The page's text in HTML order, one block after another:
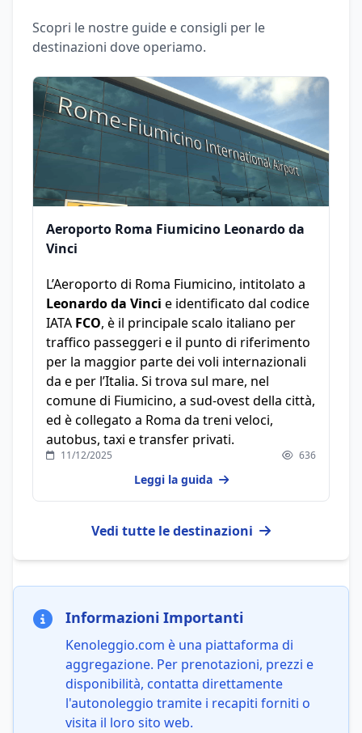
Scopri le nostre guide e consigli per le
destinazioni dove operiamo.
Aeroporto Roma Fiumicino Leonardo da
Vinci
L’Aeroporto di Roma Fiumicino, intitolato a
Leonardo da Vinci e identificato dal codice
IATA FCO, è il principale scalo italiano per
traffico passeggeri e il punto di riferimento
per la maggior parte dei voli internazionali
da e per l’Italia. Si trova sul mare, nel
comune di Fiumicino, a sud-ovest della città,
ed è collegato a Roma da treni veloci,
autobus, taxi e transfer privati.
11/12/2025 636
Leggi la guida
Vedi tutte le destinazioni
Informazioni Importanti
Kenoleggio.com è una piattaforma di
aggregazione. Per prenotazioni, prezzi e
disponibilità, contatta direttamente
l'autonoleggio tramite i recapiti forniti o
visita il loro sito web.